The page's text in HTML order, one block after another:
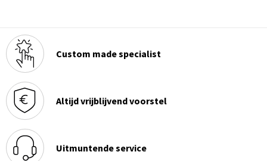
Custom made specialist
Altijd vrijblijvend voorstel
Uitmuntende service